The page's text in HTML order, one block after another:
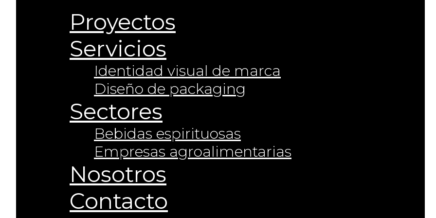
Proyectos
Servicios
Identidad visual de marca
Diseño de packaging
Sectores
Bebidas espirituosas
Empresas agroalimentarias
Nosotros
Contacto